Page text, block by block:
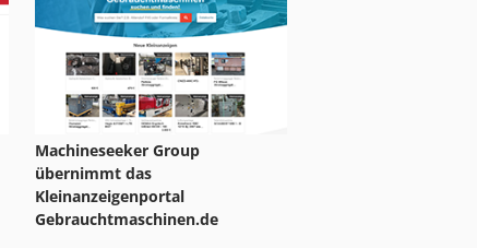
Machineseeker Group
übernimmt das
Kleinanzeigenportal
Gebrauchtmaschinen.de